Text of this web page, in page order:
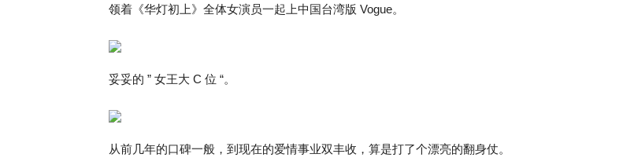
领着《华灯初上》全体女演员一起上中国台湾版 Vogue。
妥妥的 ” 女王大 C 位 “。
从前几年的口碑一般，到现在的爱情事业双丰收，算是打了个漂亮的翻身仗。